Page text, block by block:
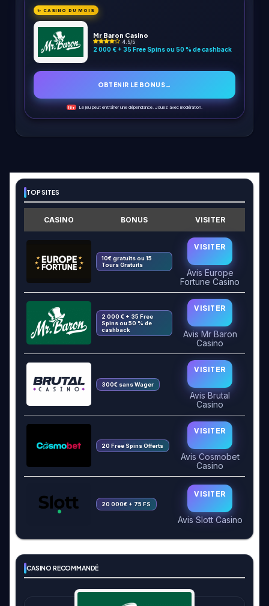
✨ CASINO DU MOIS
Mr Baron Casino
4.5/5
2 000 € + 35 Free Spins ou 50 % de cashback
OBTENIR LE BONUS→
18+ Le jeu peut entraîner une dépendance. Jouez avec modération.
TOP SITES
CASINO BONUS VISITER
10€ gratuits ou 15
Tours Gratuits
VISITER
Avis Europe
Fortune Casino
2 000 € + 35 Free
Spins ou 50 % de
cashback
VISITER
Avis Mr Baron
Casino
300€ sans Wager
VISITER
Avis Brutal
Casino
20 Free Spins Offerts
VISITER
Avis Cosmobet
Casino
20 000€ + 75 FS
VISITER
Avis Slott Casino
CASINO RECOMMANDÉ